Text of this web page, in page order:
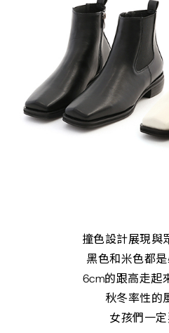
撞色設計展現與
黑色和米色都
6cm的跟高走起
秋冬率性的
女孩們一